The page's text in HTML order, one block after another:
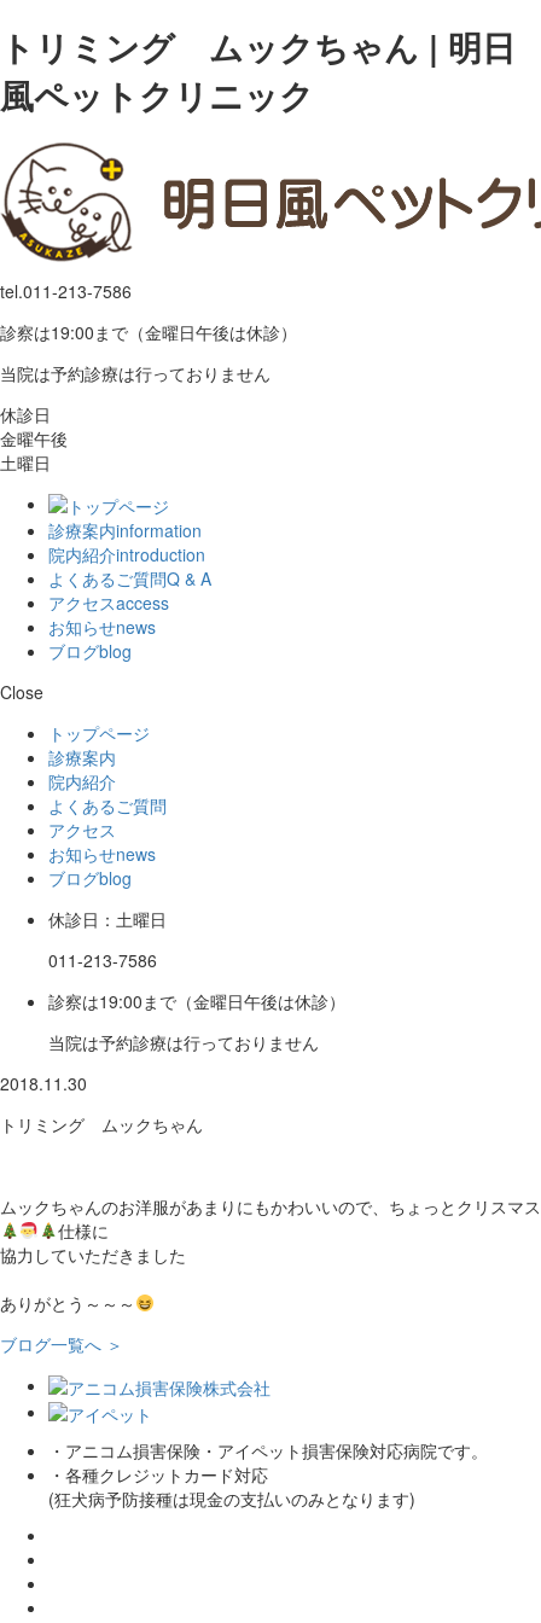
トリミング ムックちゃん | 明日
風ペットクリニック
tel.011-213-7586
診察は19:00まで（金曜日午後は休診）
当院は予約診療は行っておりません
休診日
金曜午後
土曜日
診療案内information
院内紹介introduction
よくあるご質問Q & A
アクセスaccess
お知らせnews
ブログblog
Close
トップページ
診療案内
院内紹介
よくあるご質問
アクセス
お知らせnews
ブログblog
休診日：土曜日
011-213-7586
診察は19:00まで（金曜日午後は休診）
当院は予約診療は行っておりません
2018.11.30
トリミング ムックちゃん
ムックちゃんのお洋服があまりにもかわいいので、ちょっとクリスマス
仕様に
協力していただきました
ありがとう～～～
ブログ一覧へ ＞
・アニコム損害保険・アイペット損害保険対応病院です。
・各種クレジットカード対応
(狂犬病予防接種は現金の支払いのみとなります)